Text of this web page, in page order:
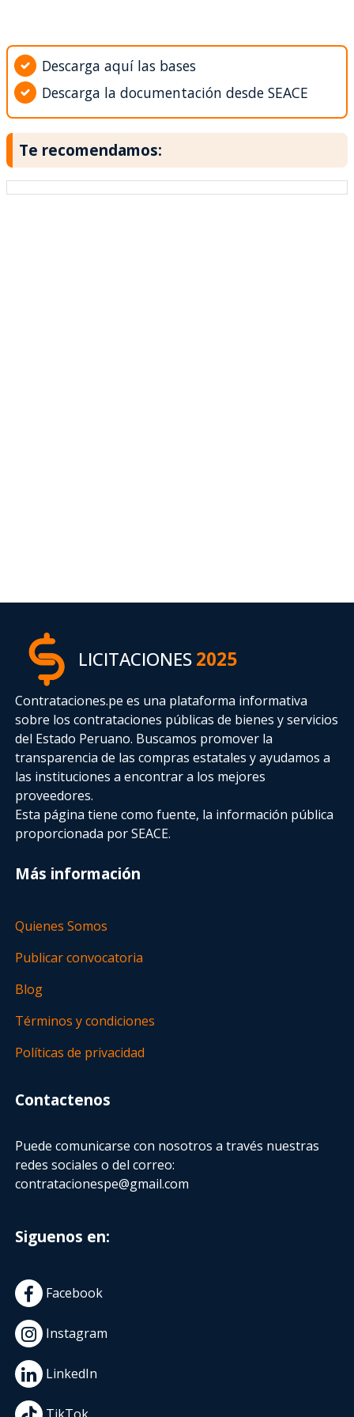
Descarga aquí las bases
Descarga la documentación desde SEACE
Te recomendamos:
LICITACIONES2025
Contrataciones.pe es una plataforma informativa
sobre los contrataciones públicas de bienes y servicios
del Estado Peruano. Buscamos promover la
transparencia de las compras estatalesy ayudamos a
las instituciones a encontrar a los mejores
proveedores.
Esta página tiene como fuente, la información pública
proporcionada por SEACE.
Más información
Quienes Somos
Publicar convocatoria
Blog
Términos y condiciones
Políticas de privacidad
Contactenos
Puede comunicarse con nosotros a través nuestras
redes sociales o del correo:
contratacionespe@gmail.com
Siguenos en:
Facebook
Instagram
LinkedIn